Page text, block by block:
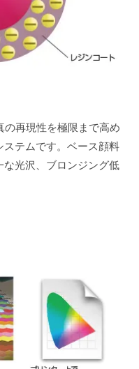
の再現性を極限まで高め
ステムです。ベース顔料
光沢、ブロンジング低